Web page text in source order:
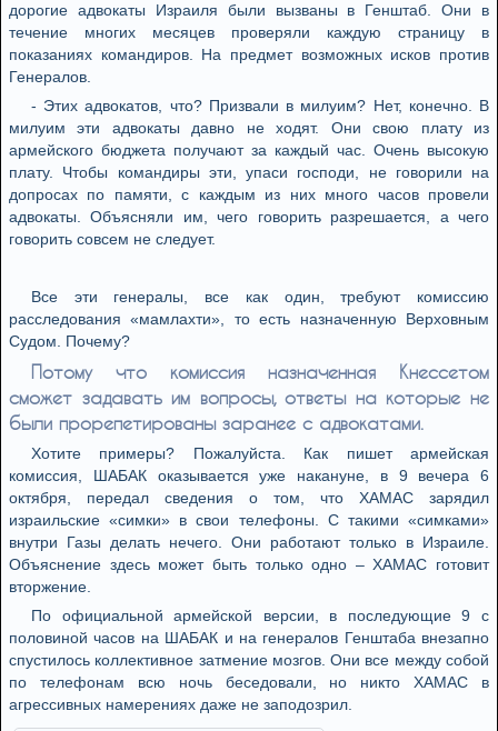
дорогие адвокаты Израиля были вызваны в Генштаб. Они в
течение многих месяцев проверяли каждую страницу в
показаниях командиров. На предмет возможных исков против
Генералов.
- Этих адвокатов, что? Призвали в милуим? Нет, конечно. В
милуим эти адвокаты давно не ходят. Они свою плату из
армейского бюджета получают за каждый час. Очень высокую
плату. Чтобы командиры эти, упаси господи, не говорили на
допросах по памяти, с каждым из них много часов провели
адвокаты. Объясняли им, чего говорить разрешается, а чего
говорить совсем не следует.
Все эти генералы, все как один, требуют комиссию
расследования «мамлахти», то есть назначенную Верховным
Судом. Почему?
Потому что комиссия назначенная Кнессетом
сможет задавать им вопросы, ответы на которые не
были прорепетированы заранее с адвокатами.
Хотите примеры? Пожалуйста. Как пишет армейская
комиссия, ШАБАК оказывается уже накануне, в 9 вечера 6
октября, передал сведения о том, что ХАМАС зарядил
израильские «симки» в свои телефоны. С такими «симками»
внутри Газы делать нечего. Они работают только в Израиле.
Объяснение здесь может быть только одно – ХАМАС готовит
вторжение.
По официальной армейской версии, в последующие 9 с
половиной часов на ШАБАК и на генералов Генштаба внезапно
спустилось коллективное затмение мозгов. Они все между собой
по телефонам всю ночь беседовали, но никто ХАМАС в
агрессивных намерениях даже не заподозрил.